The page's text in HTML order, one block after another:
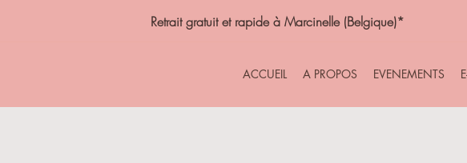
ACCUEIL A PROPOS EVENEMENTS
Retrait gratuit et rapide à Marcinelle (Belgique)*